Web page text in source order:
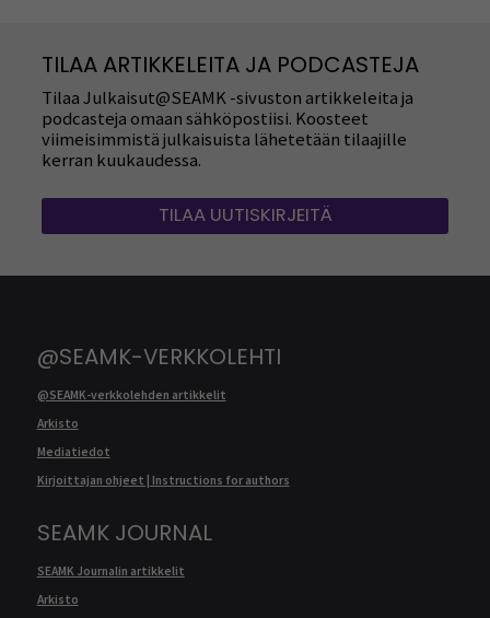
TILAA ARTIKKELEITA JA PODCASTEJA
Tilaa Julkaisut@SEAMK -sivuston artikkeleita ja
podcasteja omaan sähköpostiisi. Koosteet
viimeisimmistä julkaisuista lähetetään tilaajille
kerran kuukaudessa.
TILAA UUTISKIRJEITÄ
@SEAMK-VERKKOLEHTI
@SEAMK-verkkolehden artikkelit
Arkisto
Mediatiedot
Kirjoittajan ohjeet | Instructions for authors
SEAMK JOURNAL
SEAMK Journalin artikkelit
Arkisto